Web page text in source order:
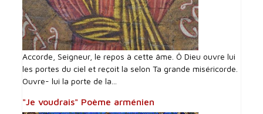
Accorde, Seigneur, le repos à cette âme. Ô Dieu ouvre lui
les portes du ciel et reçoit la selon Ta grande miséricorde.
Ouvre- lui la porte de la...
"Je voudrais" Poème arménien